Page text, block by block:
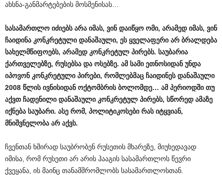
ახსნა-განმარტებების მოსმენისას…
სასამართლო იძიებს არა იმას, ვინ დაიწყო ომი, არამედ იმას, ვინ
ჩაიდინა კონკრეტული დანაშაული, ეს ყველაფერი არ ბრალდება
სახელმწიფოებს, არამედ კონკრეტულ პირებს. საუბარია
ქართველებზე, რუსებსა და ოსებზე. ამ სამი ეთნოსიდან უნდა
იპოვონ კონკრეტული პირები, რომლებმაც ჩაიდინეს დანაშაული
2008 წლის ივნისიდან ოქტომბრის ბოლომდე… ამ პერიოდში თუ
აქვთ ჩადენილი დანაშაული კონკრეტულ პირებს, სწორედ ამაზე
იქნება საუბარი. ასე რომ, პოლიტიკოსები რას იტყვიან,
მნიშვნელობა არ აქვს.
ჩვენთან ხშირად საუბრობენ რუსეთის მხარეზე, მიუხედავად
იმისა, რომ რუსეთი არ არის ჰააგის სასამართლოს წევრი
ქვეყანა, ის მაინც თანამშრომლობს სასამართლოსთან.